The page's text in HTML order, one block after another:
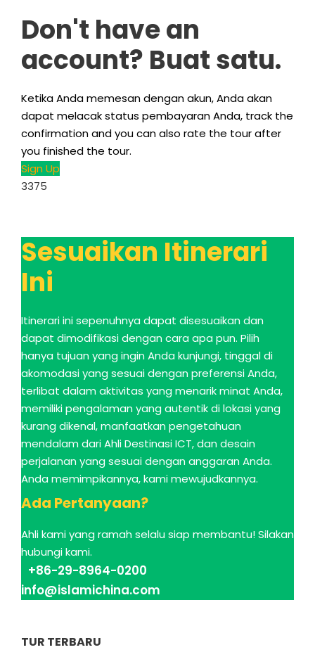
Don't have an
account? Buat satu.
Ketika Anda memesan dengan akun, Anda akan
dapat melacak status pembayaran Anda, track the
confirmation and you can also rate the tour after
you finished the tour.
Sign Up
3375
Sesuaikan Itinerari
Ini
Itinerari ini sepenuhnya dapat disesuaikan dan
dapat dimodifikasi dengan cara apa pun. Pilih
hanya tujuan yang ingin Anda kunjungi, tinggal di
akomodasi yang sesuai dengan preferensi Anda,
terlibat dalam aktivitas yang menarik minat Anda,
memiliki pengalaman yang autentik di lokasi yang
kurang dikenal, manfaatkan pengetahuan
mendalam dari Ahli Destinasi ICT, dan desain
perjalanan yang sesuai dengan anggaran Anda.
Anda memimpikannya, kami mewujudkannya.
Ada Pertanyaan?
Ahli kami yang ramah selalu siap membantu! Silakan
hubungi kami.
+86-29-8964-0200
info@islamichina.com
TUR TERBARU